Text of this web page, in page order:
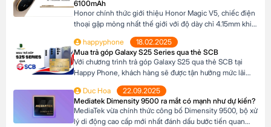
6100mAh
Honor chính thức giới thiệu Honor Magic V5, chiếc điện
thoại gập mỏng nhất thế giới với độ dày chỉ 4.15mm khi
lượng 217g, pin dung lượng lớn 6100mAh và công nghệ
AI tiên tiến, Honor Magic V5 định nghĩa lại chuẩn mực
flagship […]
happyphone
18.02.2025
Mua trả góp Galaxy S25 Series qua thẻ SCB
Với chương trình trả góp Galaxy S25 qua thẻ SCB tại
Happy Phone, khách hàng sẽ được tận hưởng mức lãi
lựa chọn kỳ hạn trả góp từ 3 đến 12 tháng, phù hợp với
khả năng tài chính của mình. Mục […]
Duc Hoa
22.09.2025
Mediatek Dimensity 9500 ra mắt có mạnh như dự kiến?
MediaTek vừa chính thức công bố Dimensity 9500, bộ xử
lý di động cao cấp mới nhất đánh dấu bước tiến quan